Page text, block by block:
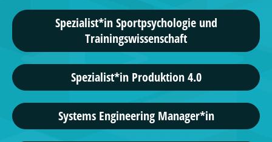
Spezialist*in Sportpsychologie und
Trainingswissenschaft
Spezialist*in Produktion 4.0
Systems Engineering Manager*in